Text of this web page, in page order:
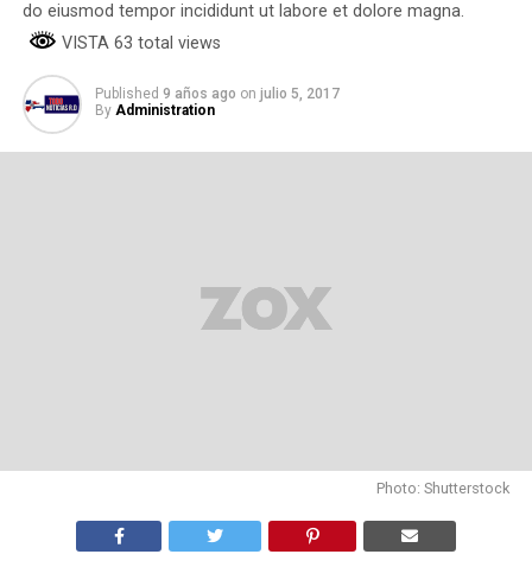
do eiusmod tempor incididunt ut labore et dolore magna.
VISTA 63 total views
Published 9 años ago on julio 5, 2017
By Administration
Photo: Shutterstock